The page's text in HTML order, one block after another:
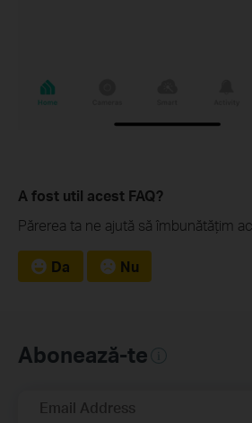
A fost util acest FAQ?
Părerea ta ne ajută să îmbunătățim
Da Nu
Abonează-te
Email Address